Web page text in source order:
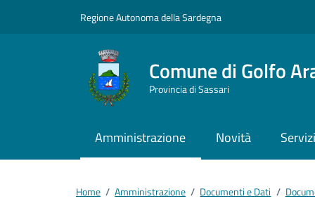
Regione Autonoma della Sardegna
Comune di Golfo
Provincia di Sassari
Amministrazione Novità Servizi
Home / Amministrazione / Documenti e Dati /